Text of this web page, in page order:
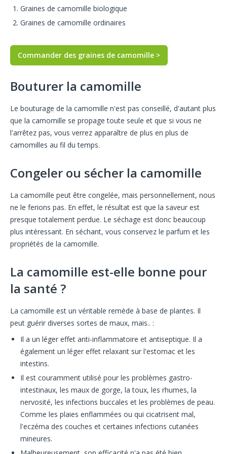
Graines de camomille biologique
Graines de camomille ordinaires
Commander des graines de camomille >
Bouturer la camomille
Le bouturage de la camomille n'est pas conseillé, d'autant plus
que la camomille se propage toute seule et que si vous ne
l'arrêtez pas, vous verrez apparaître de plus en plus de
camomilles au fil du temps.
Congeler ou sécher la camomille
La camomille peut être congelée, mais personnellement, nous
ne le ferions pas. En effet, le résultat est que la saveur est
presque totalement perdue. Le séchage est donc beaucoup
plus intéressant. En séchant, vous conservez le parfum et les
propriétés de la camomille.
La camomille est-elle bonne pour
la santé ?
La camomille est un véritable remède à base de plantes. Il
peut guérir diverses sortes de maux, mais.. :
Il a un léger effet anti-inflammatoire et antiseptique. Il a
également un léger effet relaxant sur l'estomac et les
intestins.
Il est couramment utilisé pour les problèmes gastro-
intestinaux, les maux de gorge, la toux, les rhumes, la
nervosité, les infections buccales et les problèmes de peau.
Comme les plaies enflammées ou qui cicatrisent mal,
l'eczéma des couches et certaines infections cutanées
mineures.